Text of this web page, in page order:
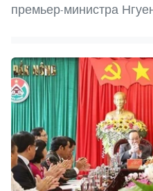
премьер-министра